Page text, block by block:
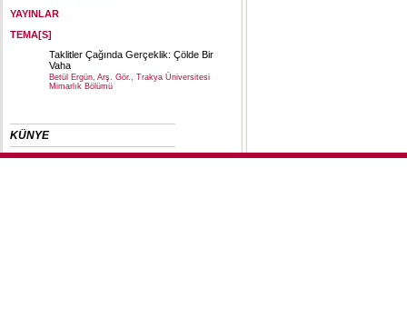
YAYINLAR
TEMA[S]
Taklitler Çağında Gerçeklik: Çölde Bir
Vaha
Betül Ergün, Arş. Gör., Trakya Üniversitesi
Mimarlık Bölümü
KÜNYE